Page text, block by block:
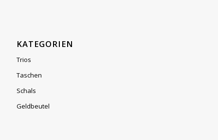
KATEGORIEN
Trios
Taschen
Schals
Geldbeutel